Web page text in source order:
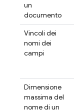
un
documento
Vincoli dei
nomi dei
campi
Dimensione
massima del
nome di un